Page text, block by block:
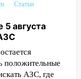
1 июля
обращение
4
автомобиль
Статьи
5 августа
положительные
АЗС, где